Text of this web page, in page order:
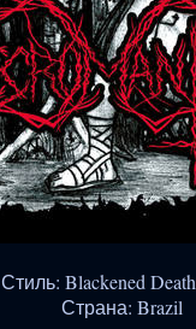
Стиль: Blackened
Страна: Brazil